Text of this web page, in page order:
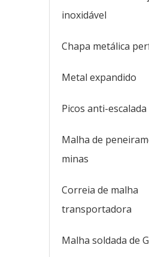
inoxidável
Chapa metálica
Metal expandido
Picos anti-escalada
Malha de
minas
Correia de malha
transportadora
Malha soldada de